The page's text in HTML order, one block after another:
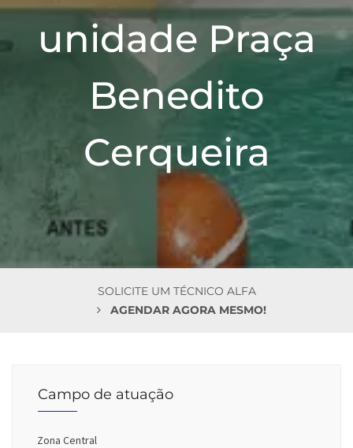
unidade Praça
Benedito
Cerqueira
SOLICITE UM TÉCNICO ALFA
AGENDAR AGORA MESMO!
Campo de atuação
Zona Central